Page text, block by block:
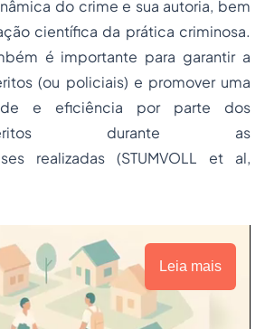
do crime e sua autoria, bem
científica da prática criminosa.
é importante para garantir a
(ou policiais) e promover uma
e eficiência por parte dos
peritos durante as
realizadas (STUMVOLL et al,
Leia mais